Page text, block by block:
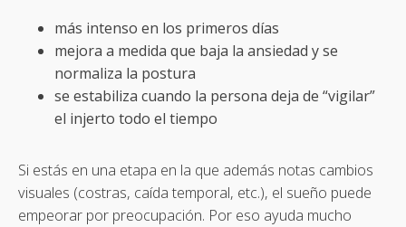
más intenso en los primeros días
mejora a medida que baja la ansiedad y se
normaliza la postura
se estabiliza cuando la persona deja de “vigilar”
el injerto todo el tiempo
Si estás en una etapa en la que además notas cambios
visuales (costras, caída temporal, etc.), el sueño puede
empeorar por preocupación. Por eso ayuda mucho